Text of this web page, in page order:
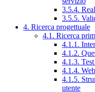
3.5.4.
3.5.5.
4. Ricerca progettuale
4.1. Ricerca
4.1.1.
4.1.2.
4.1.3.
4.1.4.
4.1.5.
utente